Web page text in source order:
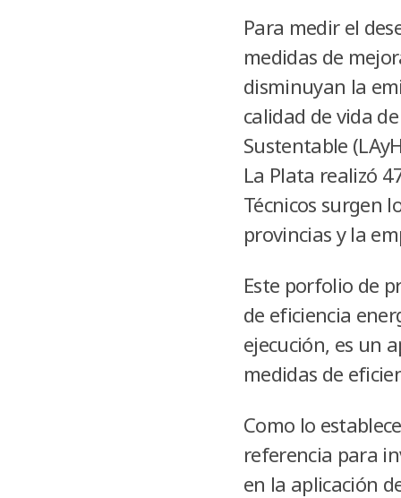
Para medir el
medidas de
disminuyan la
calidad de vida
Sustentable
La Plata realizó
Técnicos surgen
provincias y la
Este porfolio de
de eficiencia
ejecución, es un
medidas de
Como lo
referencia para
en la aplicación